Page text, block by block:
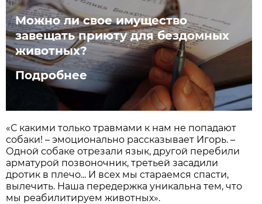
Можно ли свое имущество
завещать приюту для бездомных
животных?
Подробнее
«С какими только травмами к нам не попадают
собаки! – эмоционально рассказывает Игорь. –
Одной собаке отрезали язык, другой перебили
арматурой позвоночник, третьей засадили
дротик в плечо... И всех мы стараемся спасти,
вылечить. Наша передержка уникальна тем, что
мы реабилитируем животных».